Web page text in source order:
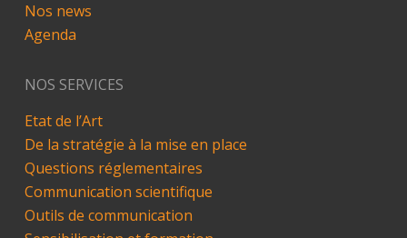
Nos news
Agenda
NOS SERVICES
Etat de l’Art
De la stratégie à la mise en place
Questions réglementaires
Communication scientifique
Outils de communication